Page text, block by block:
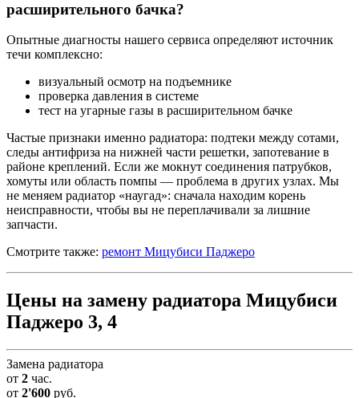
расширительного бачка?
Опытные диагносты нашего сервиса определяют источник
течи комплексно:
визуальный осмотр на подъемнике
проверка давления в системе
тест на угарные газы в расширительном бачке
Частые признаки именно радиатора: подтеки между сотами,
следы антифриза на нижней части решетки, запотевание в
районе креплений. Если же мокнут соединения патрубков,
хомуты или область помпы — проблема в других узлах. Мы
не меняем радиатор «наугад»: сначала находим корень
неисправности, чтобы вы не переплачивали за лишние
запчасти.
Смотрите также: ремонт Мицубиси Паджеро
Цены на замену радиатора Мицубиси
Паджеро 3, 4
Замена радиатора
от 2 час.
от 2'600 руб.